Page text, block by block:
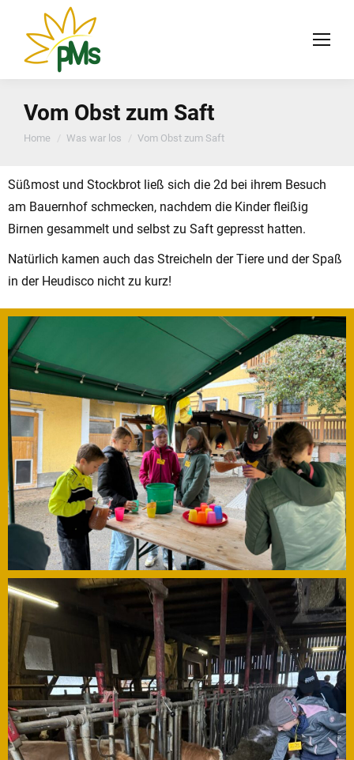
Vom Obst zum Saft
You are here:
Home Was war los Vom Obst zum Saft
Süßmost und Stockbrot ließ sich die 2d bei ihrem Besuch
am Bauernhof schmecken, nachdem die Kinder fleißig
Birnen gesammelt und selbst zu Saft gepresst hatten.
Natürlich kamen auch das Streicheln der Tiere und der Spaß
in der Heudisco nicht zu kurz!